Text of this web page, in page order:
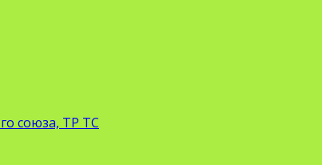
союза, ТР ТС